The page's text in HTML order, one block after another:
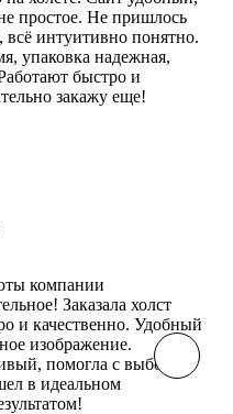
простое. Не пришлось
всё интуитивно понятно.
упаковка надежная,
быстро и
закажу еще!
компании
Заказала холст
и качественно. Удобный
изображение.
помогла с выбором
в идеальном